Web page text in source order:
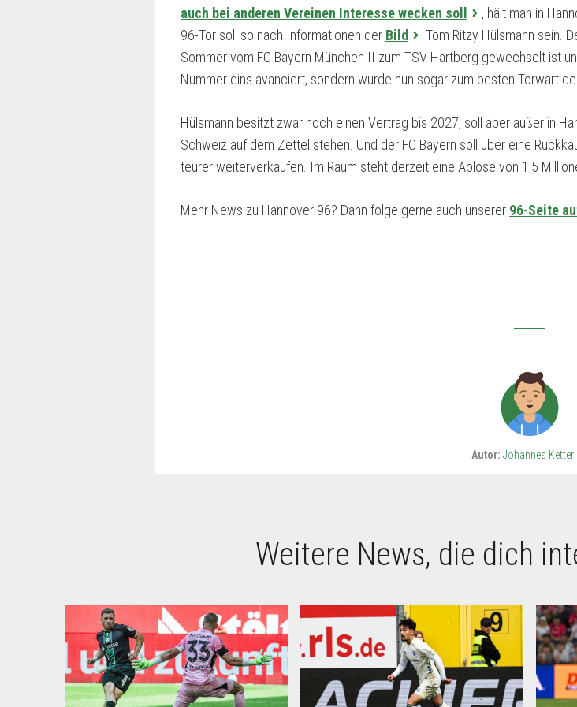
auch bei anderen Vereinen Interesse wecken soll
, hält man in
96-Tor soll so nach Informationen der Bild
Tom Ritzy Hülsmann sein.
Sommer vom FC Bayern München II zum TSV Hartberg gewechselt ist
Nummer eins avanciert, sondern wurde nun sogar zum besten Torwart
Hülsmann besitzt zwar noch einen Vertrag bis 2027, soll aber außer in
Schweiz auf dem Zettel stehen. Und der FC Bayern soll über eine
teurer weiterverkaufen. Im Raum steht derzeit eine Ablöse von 1,5
Mehr News zu Hannover 96? Dann folge gerne auch unserer 96-Seite
Autor: Johannes Ketterl
Weitere News, die dich